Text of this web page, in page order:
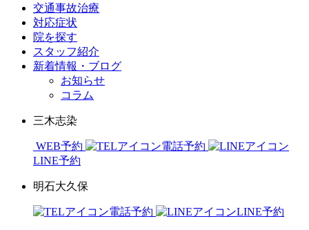
交通事故治療
対応症状
院を探す
スタッフ紹介
新着情報・ブログ
お知らせ
コラム
三木志染
WEB予約
電話予約
LINE予約
明石大久保
電話予約 LINE予約